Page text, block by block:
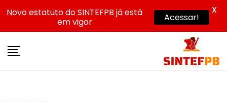
Novo estatuto do SINTEFPB já está
em vigor
Acessar!
X